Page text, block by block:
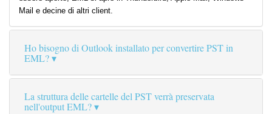
Mail e decine di altri client.
Ho bisogno di Outlook installato per convertire PST in
EML?
La struttura delle cartelle del PST verrà preservata
nell'output EML?